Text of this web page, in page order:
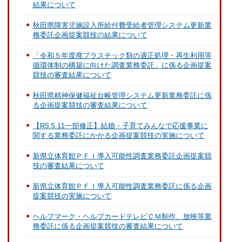
結果について
秋田県障害児施設入所給付費受給者管理システム更新業
務委託企画提案競技の結果について
「令和５年度廃プラスチック類の適正処理・再生利用等
循環体制の構築に向けた調査業務委託」に係る企画提案
競技の審査結果について
秋田県精神保健福祉台帳管理システム更新業務委託に係
る企画提案競技の審査結果について
【R5.5.11一部修正】結婚・子育てみんなで応援事業に
関する業務委託にかかる企画提案競技の実施について
新県立体育館ＰＦＩ導入可能性調査業務委託企画提案競
技の審査結果について
新県立体育館ＰＦＩ導入可能性調査業務委託に係る企画
提案競技の実施について
ヘルプマーク・ヘルプカードテレビＣＭ制作、放映等業
務委託に係る企画提案競技の審査結果について